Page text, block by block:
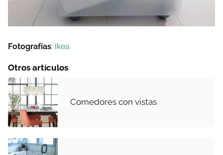
Fotografías: Ikea
Otros artículos
Comedores con vistas